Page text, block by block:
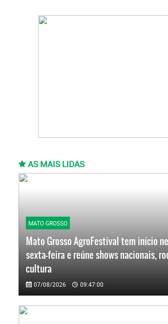
AS MAIS LIDAS
MATO GROSSO
Mato Grosso AgroFestival tem início
sexta-feira e reúne shows nacionais,
cultura
07/08/2026 09:47:00